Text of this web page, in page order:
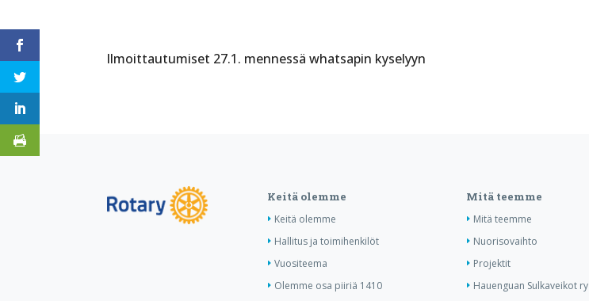
Ilmoittautumiset 27.1. mennessä whatsapin kyselyyn
Keitä olemme
Keitä olemme
Hallitus ja toimihenkilöt
Vuositeema
Olemme osa piiriä 1410
Mitä teemme
Mitä teemme
Nuorisovaihto
Projektit
Hauenguan Sulkaveikot ry